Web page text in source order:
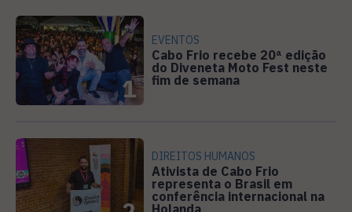
1
EVENTOS
Cabo Frio recebe 20ª edição
do Diveneta Moto Fest neste
fim de semana
DIREITOS HUMANOS
Ativista de Cabo Frio
representa o Brasil em
conferência internacional na
Holanda